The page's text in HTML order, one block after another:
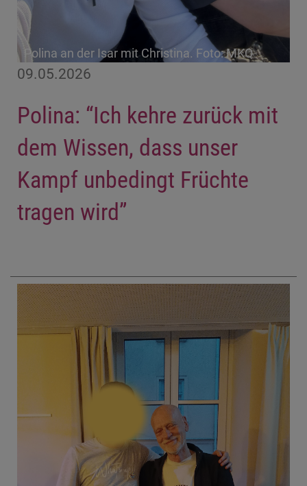
09.05.2026
Polina: “Ich kehre zurück mit
dem Wissen, dass unser
Kampf unbedingt Früchte
tragen wird”
Polina an der Isar mit Christina. Foto: MKQ